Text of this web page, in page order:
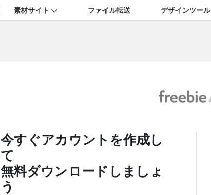
素材サイト ファイル転送 デザインツール
今すぐアカウントを作成し
て
無料ダウンロードしましょ
う